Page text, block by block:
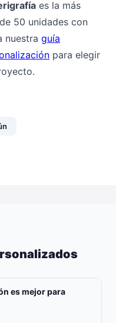
es la más
50 unidades con
nuestra guía
para elegir
es mejor para